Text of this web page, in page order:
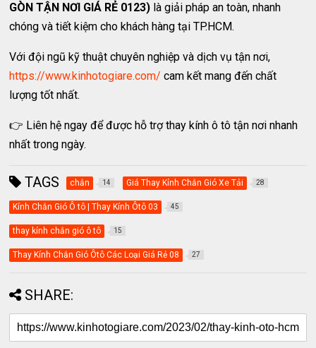
GÒN TẬN NƠI GIÁ RẺ 0123) là giải pháp an toàn, nhanh
chóng và tiết kiệm cho khách hàng tại TP.HCM.
Với đội ngũ kỹ thuật chuyên nghiệp và dịch vụ tận nơi,
https://www.kinhotogiare.com/ cam kết mang đến chất
lượng tốt nhất.
👉 Liên hệ ngay để được hỗ trợ thay kính ô tô tận nơi nhanh
nhất trong ngày.
TAGS chắn 14 Giá Thay Kính Chắn Gió Xe Tải 28
Kính Chắn Gió Ô tô | Thay Kính Ôtô 03 45
thay kính chắn gió ô tô 15
Thay Kính Chắn Gió Ôtô Các Loại Giá Rẻ 08 27
SHARE: